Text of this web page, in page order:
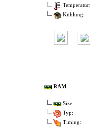
Temperatur:
Kühlung:
RAM:
Size:
Typ:
Timing: